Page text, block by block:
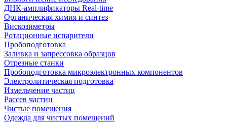
ДНК-амплификаторы Real-time
Органическая химия и синтез
Вискозиметры
Ротационные испарители
Пробоподготовка
Заливка и запрессовка образцов
Отрезные станки
Пробоподготовка микроэлектронных компонентов
Электролитическая подготовка
Измельчение частиц
Рассев частиц
Чистые помещения
Одежда для чистых помещений